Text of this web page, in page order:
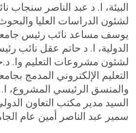
البيئة، ا. د عبد الناصر سنجاب
لشئون الدراسات العليا
يوسف مساعد نائب رئيس
الدولية، ا. د حاتم عقل نائب
لشئون مشروعات التعليم وا.
التعليم الإلكتروني المدمج
والمنسق الرئيسي المشروع،
السيد مدير مكتب التعاون
سمير عبد الناصر أمين عام